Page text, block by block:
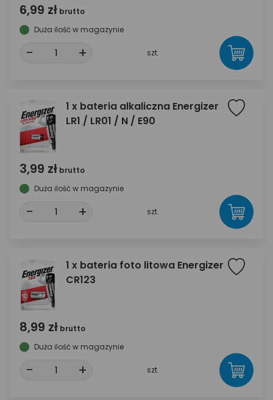
6,99 zł brutto
Duża ilość w magazynie
- + szt.
1 x bateria alkaliczna Energizer
LR1 / LR01 / N / E90
3,99 zł brutto
Duża ilość w magazynie
- + szt.
1 x bateria foto litowa Energizer
CR123
8,99 zł brutto
Duża ilość w magazynie
- + szt.